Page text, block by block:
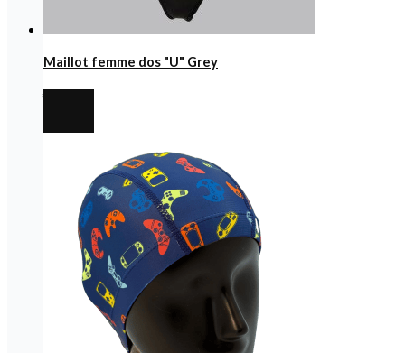
Maillot femme dos "U" Grey